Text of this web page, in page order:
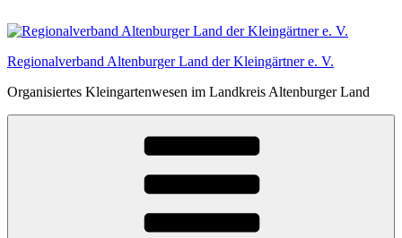
Inhalt
Regionalverband Altenburger Land der Kleingärtner e. V.
Organisiertes Kleingartenwesen im Landkreis Altenburger Land